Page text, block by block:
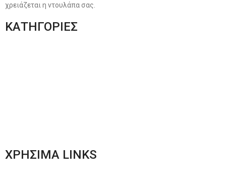
χρειάζεται η ντουλάπα σας.
ΚΑΤΗΓΟΡΙΕΣ
ΧΡΗΣΙΜΑ LINKS